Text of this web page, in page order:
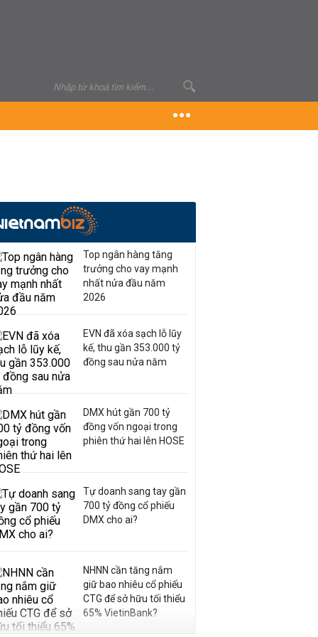
Top ngân hàng tăng
trưởng cho vay mạnh
nhất nửa đầu năm
2026
EVN đã xóa sạch lỗ lũy
kế, thu gần 353.000 tỷ
đồng sau nửa năm
DMX hút gần 700 tỷ
đồng vốn ngoại trong
phiên thứ hai lên HOSE
Tự doanh sang tay gần
700 tỷ đồng cổ phiếu
DMX cho ai?
NHNN cần tăng nắm
giữ bao nhiêu cổ phiếu
CTG để sở hữu tối thiểu
65% VietinBank?